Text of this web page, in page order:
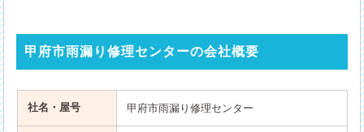
甲府市雨漏り修理センターの会社概要
社名・屋号 甲府市雨漏り修理センター